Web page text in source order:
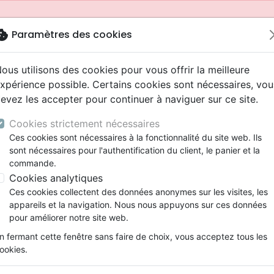
Nouveautés
Testaments
Etude biblique
Segond
Darby
Bandes dessinées
Souffrance, Relation d'aide
Ethique, société, politique
ans
Adolescents, jeunes
Latino, Folk
Soul
Rap, Hip-hop
Louange, Adoration
Pop, Rock
animés
conférences
Films, fiction
Jeux
Papeterie
depuis votre pays (United States).
gros caractères, blanche illustrée, semi-souple
Paramètres des cookies
utilisons des cookies pour vous offrir la meilleure
possible. Certains cookies sont nécessaires,
les accepter pour continuer à naviguer sur ce site.
Cookies strictement nécessaires
Ces cookies sont nécessaires à la fonctionnalité du site web. Ils
sont nécessaires pour l'authentification du client, le panier et la
commande.
Cookies analytiques
Ces cookies collectent des données anonymes sur les visites, les
appareils et la navigation. Nous nous appuyons sur ces données
pour améliorer notre site web.
fermant cette fenêtre sans faire de choix, vous acceptez tous les